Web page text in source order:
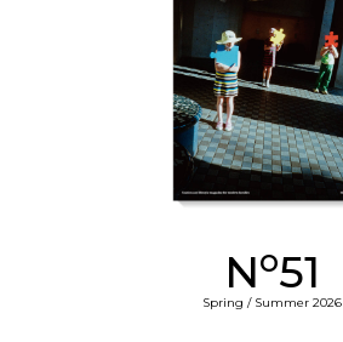
No51
Spring / Summer 2026